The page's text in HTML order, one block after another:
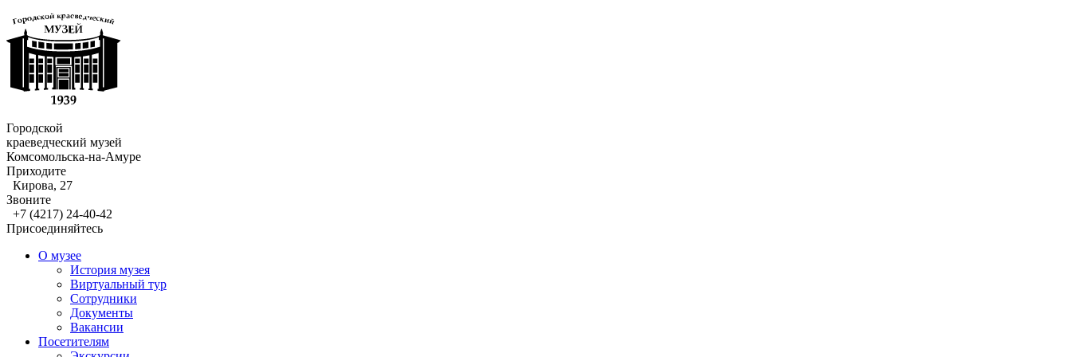
Городской
краеведческий музей
Комсомольска-на-Амуре
Приходите
Кирова, 27
Звоните
+7 (4217) 24-40-42
Присоединяйтесь
О музее
История музея
Виртуальный тур
Сотрудники
Документы
Вакансии
Посетителям